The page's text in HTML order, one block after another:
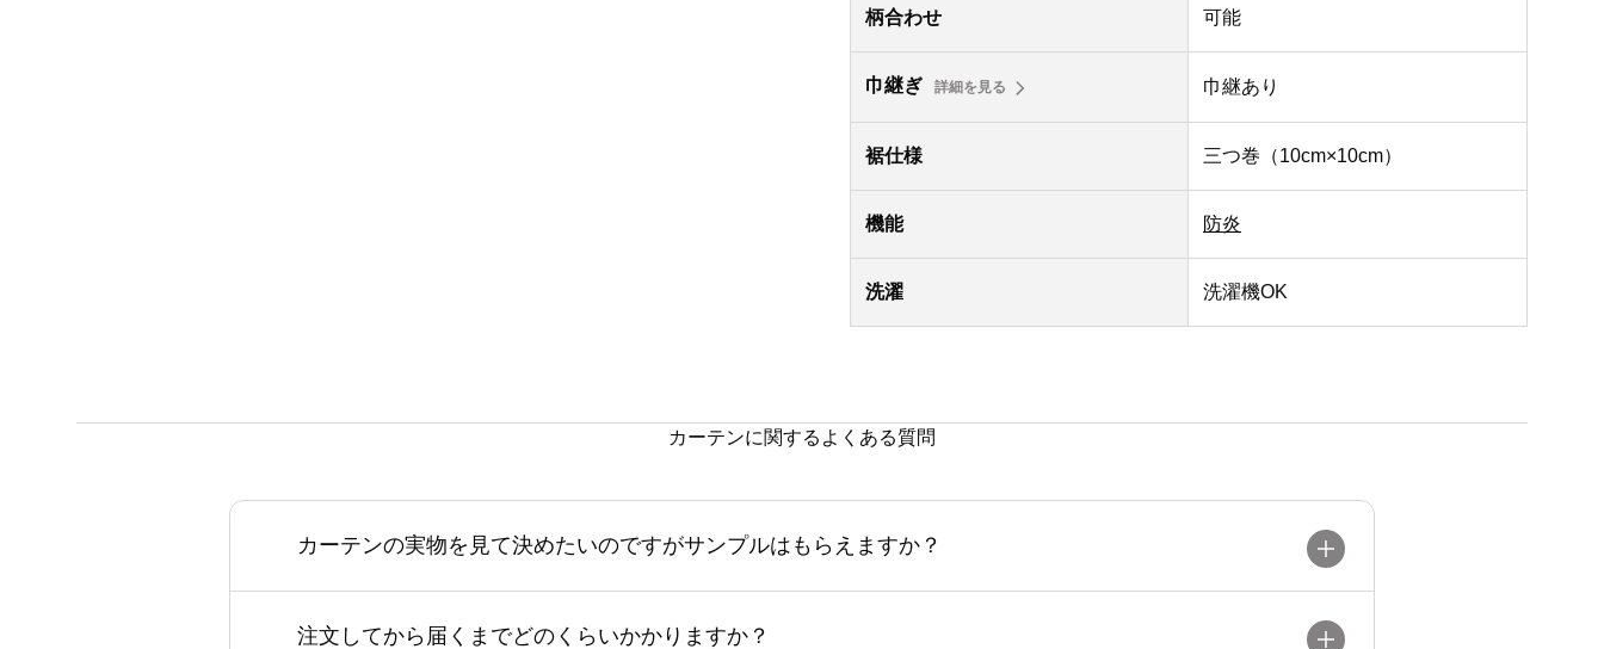
柄合わせ 可能
巾継ぎ 詳細を見る 巾継あり
裾仕様 三つ巻（10cm×10cm）
機能 防炎
洗濯 洗濯機OK
カーテンに関するよくある質問
カーテンの実物を見て決めたいのですがサンプルはもらえますか？
注文してから届くまでどのくらいかかりますか？